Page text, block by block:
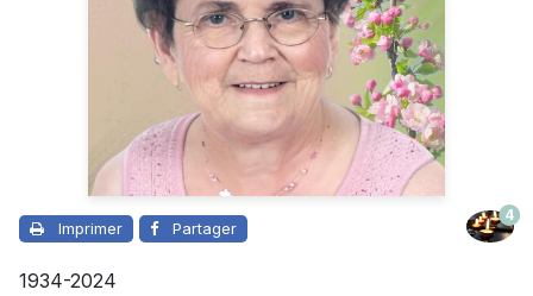
Imprimer Partager
4
1934-2024